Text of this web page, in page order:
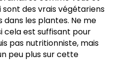
sont des vrais végétariens
les plantes. Ne me
cela est suffisant pour
pas nutritionniste, mais
peu plus sur cette